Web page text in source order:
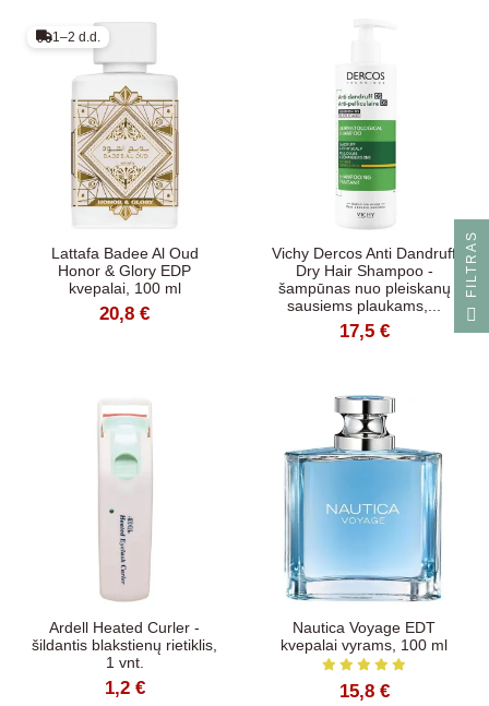
1–2 d.d.
Lattafa Badee Al Oud
Honor & Glory EDP
kvepalai, 100 ml
20,8 €
Vichy Dercos Anti Dandruff
Dry Hair Shampoo -
šampūnas nuo pleiskanų
sausiems plaukams,...
17,5 €
Ardell Heated Curler -
šildantis blakstienų rietiklis,
1 vnt.
1,2 €
Nautica Voyage EDT
kvepalai vyrams, 100 ml
15,8 €
S